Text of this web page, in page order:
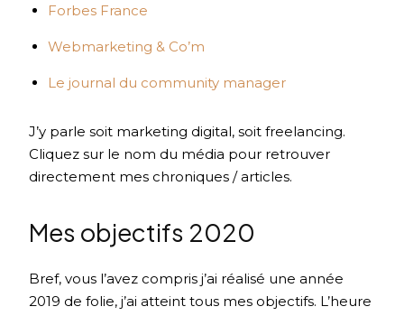
Forbes France
Webmarketing & Co’m
Le journal du community manager
J’y parle soit marketing digital, soit freelancing.
Cliquez sur le nom du média pour retrouver
directement mes chroniques / articles.
Mes objectifs 2020
Bref, vous l’avez compris j’ai réalisé une année
2019 de folie, j’ai atteint tous mes objectifs. L’heure